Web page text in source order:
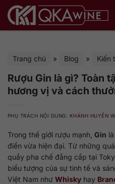
qua
Trang chủ » Blog » Kiến
Rượu Gin là gì? Toàn
hương vị và cách
PHỤ TRÁCH NỘI DUNG: KHÁNH HUYỀN
Trong thế giới rượu mạnh, Gin
điển vừa hiện đại. Từ những
quầy pha chế đẳng cấp tại
biểu tượng của sự tinh tế và
Việt Nam như Whisky hay